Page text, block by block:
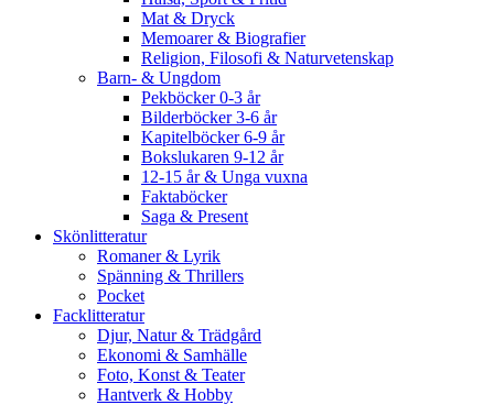
Mat & Dryck
Memoarer & Biografier
Religion, Filosofi & Naturvetenskap
Barn- & Ungdom
Pekböcker 0-3 år
Bilderböcker 3-6 år
Kapitelböcker 6-9 år
Bokslukaren 9-12 år
12-15 år & Unga vuxna
Faktaböcker
Saga & Present
Skönlitteratur
Romaner & Lyrik
Spänning & Thrillers
Pocket
Facklitteratur
Djur, Natur & Trädgård
Ekonomi & Samhälle
Foto, Konst & Teater
Hantverk & Hobby